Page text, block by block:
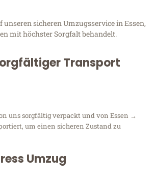
unseren sicheren Umzugsservice in Essen,
mit höchster Sorgfalt behandelt.
Transport
uns sorgfältig verpackt und von Essen →
um einen sicheren Zustand zu
Umzug